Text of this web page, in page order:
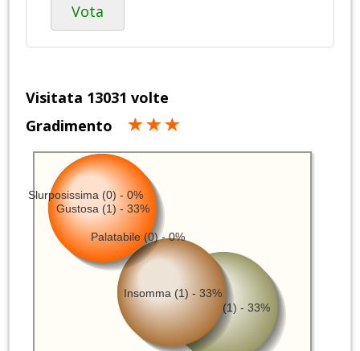
Vota
Visitata 13031 volte
Gradimento
Schifida (1) - 33%
Insomma (1) - 33%
Gustosa (1) - 33%
Palatabile (0) - 0%
Slurposissima (0) - 0%